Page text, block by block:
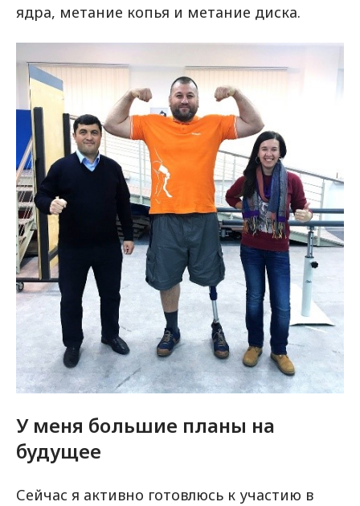
ядра, метание копья и метание диска.
У меня большие планы на
будущее
Сейчас я активно готовлюсь к участию в